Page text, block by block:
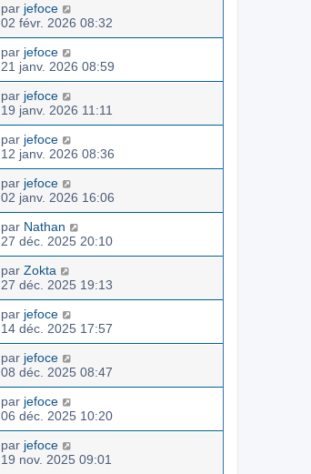
par jefoce
02 févr. 2026 08:32
par jefoce
21 janv. 2026 08:59
par jefoce
19 janv. 2026 11:11
par jefoce
12 janv. 2026 08:36
par jefoce
02 janv. 2026 16:06
par Nathan
27 déc. 2025 20:10
par Zokta
27 déc. 2025 19:13
par jefoce
14 déc. 2025 17:57
par jefoce
08 déc. 2025 08:47
par jefoce
06 déc. 2025 10:20
par jefoce
19 nov. 2025 09:01